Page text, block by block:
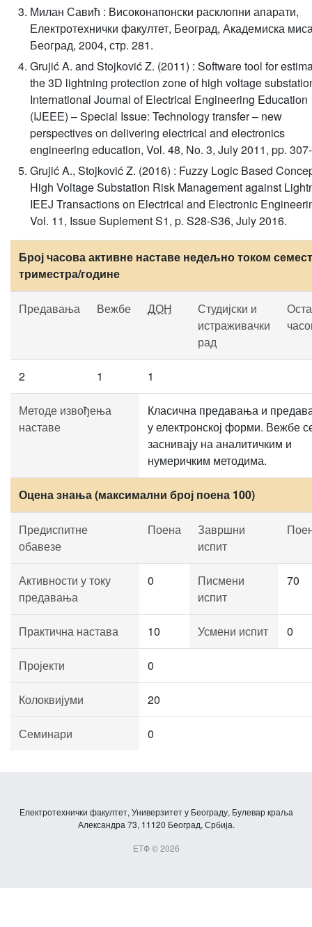
Милан Савић : Високонапонски расклопни апарати,
Електротехнички факултет, Београд, Академиска
Београд, 2004, стр. 281.
Grujić A. and Stojković Z. (2011) : Software tool for
the 3D lightning protection zone of high voltage
International Journal of Electrical Engineering Education
(IJEEE) – Special Issue: Technology transfer – new
perspectives on delivering electrical and electronics
engineering education, Vol. 48, No. 3, July 2011, pp.
Grujić A., Stojković Z. (2016) : Fuzzy Logic Based
High Voltage Substation Risk Management against
IEEJ Transactions on Electrical and Electronic
Vol. 11, Issue Suplement S1, p. S28-S36, July 2016.
Број часова активне наставе недељно током
триместра/године
Предавања Вежбе ДОН
Студијски и
истраживачки
рад
2 1 1
Методе извођења
наставе
Класична предавања и
у електронској форми. Вежбе
заснивају на аналитичким и
нумеричким методима.
Оцена знања (максимални број поена 100)
Предиспитне
обавезе
Поена
Завршни
испит
Активности у току
предавања
0
Писмени
испит
70
Практична настава 10 Усмени испит 0
Пројекти 0
Колоквијуми 20
Семинари 0
Електротехнички факултет, Универзитет у Београду, Булевар краља
Александра 73, 11120 Београд, Србија.
ЕТФ © 2026